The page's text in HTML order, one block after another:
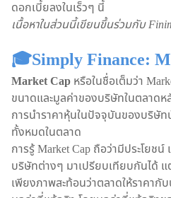
ดอกเบี้ยลงในเร็วๆ นี้
เนื้อหาในส่วนนี้เขียนขึ้นร่วมกับ
🎓Simply Finance:
Market Cap หรือในชื่อเต็มว่า
ขนาดและมูลค่าของบริษัทในตลาด
การนำราคาหุ้นในปัจจุบันของบริ
ทั้งหมดในตลาด
การรู้ Market Cap ถือว่ามีประโยชน์
บริษัทต่างๆ มาเปรียบเทียบกันได้ แ
เพียงภาพสะท้อนว่าตลาดให้ราคากั